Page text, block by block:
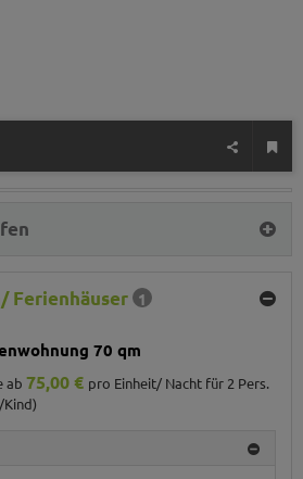
Ferienhäuser 1
70 qm
ab 75,00 € pro Einheit/ Nacht für 2 Pers.
Kind)